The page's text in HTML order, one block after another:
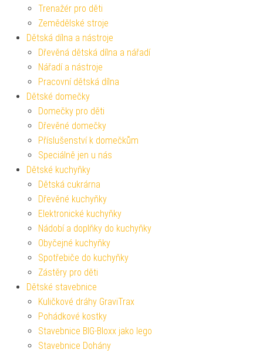
Trenažér pro děti
Zemědělské stroje
Dětská dílna a nástroje
Dřevěná dětská dílna a nářadí
Nářadí a nástroje
Pracovní dětská dílna
Dětské domečky
Domečky pro děti
Dřevěné domečky
Příslušenství k domečkům
Speciálně jen u nás
Dětské kuchyňky
Dětská cukrárna
Dřevěné kuchyňky
Elektronické kuchyňky
Nádobí a doplňky do kuchyňky
Obyčejné kuchyňky
Spotřebiče do kuchyňky
Zástěry pro děti
Dětské stavebnice
Kuličkové dráhy GraviTrax
Pohádkové kostky
Stavebnice BIG-Bloxx jako lego
Stavebnice Dohány